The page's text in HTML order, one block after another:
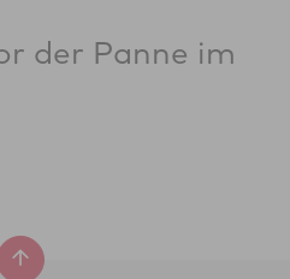
der Panne im